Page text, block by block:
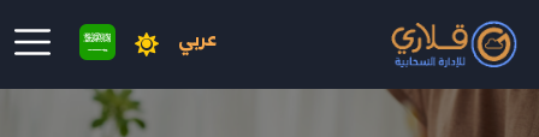
عربي
انتقال إلى المحتوى الرئيسي